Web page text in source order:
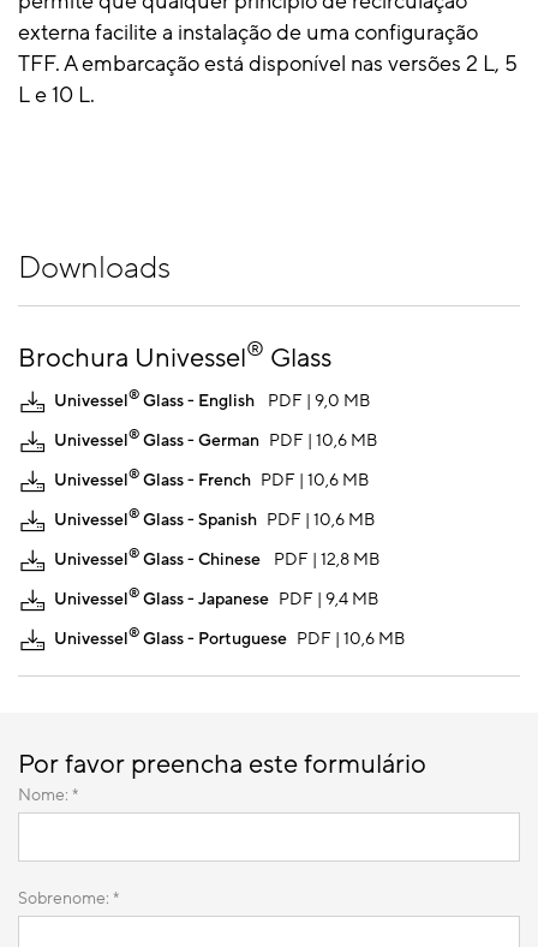
externa facilite a instalação de uma configuração
TFF. A embarcação está disponível nas versões 2 L, 5
L e 10 L.
Downloads
Brochura Univessel® Glass
Univessel® Glass - English
PDF | 9,0 MB
Univessel® Glass - German PDF | 10,6 MB
Univessel® Glass - French PDF | 10,6 MB
Univessel® Glass - Spanish PDF | 10,6 MB
Univessel® Glass - Chinese
PDF | 12,8 MB
Univessel® Glass - Japanese PDF | 9,4 MB
Univessel® Glass - Portuguese PDF | 10,6 MB
Por favor preencha este formulário
Nome: *
Sobrenome: *